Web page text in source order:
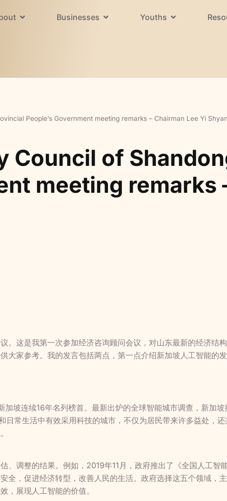
Businesses Youths
People’s Government meeting remarks – Chairman Lee Yi Shyan
Council of
meeting remarks
。这是我第一次参加经济咨询顾问会议，对山东最新的经济结
大家参考。我的发言包括两点，第一点介绍新加坡人工智能的
坡连续16年名列榜首。最新出炉的全球智能城市调查，新加
日常生活中有效采用科技的城市，不仅为居民带来许多益处，
、调整的结果。例如，2019年11月，政府推出了《全国人工智
全，促进经济转型，改善人民的生活。政府选择这五个领域，
，展现人工智能的价值。